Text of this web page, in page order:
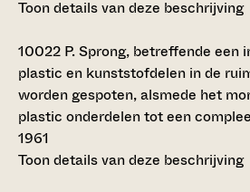
Toon details van deze beschrijving
10022 P. Sprong, betreffende een
plastic en kunststofdelen in de
worden gespoten, alsmede het
plastic onderdelen tot een
1961
Toon details van deze beschrijving